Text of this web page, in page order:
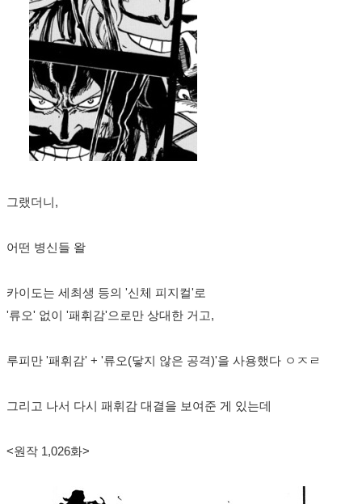
그랬더니,
어떤 병신들 왈
카이도는 세최생 등의 '신체 피지컬'로
'류오' 없이 '패휘감'으로만 상대한 거고,
루피만 '패휘감' + '류오(닿지 않은 공격)'을 사용했다 ㅇㅈㄹ
그리고 나서 다시 패휘감 대결을 보여준 게 있는데
<원작 1,026화>